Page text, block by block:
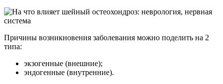
Причины возникновения заболевания можно поделить на 2
типа:
экзогенные (внешние);
эндогенные (внутренние).